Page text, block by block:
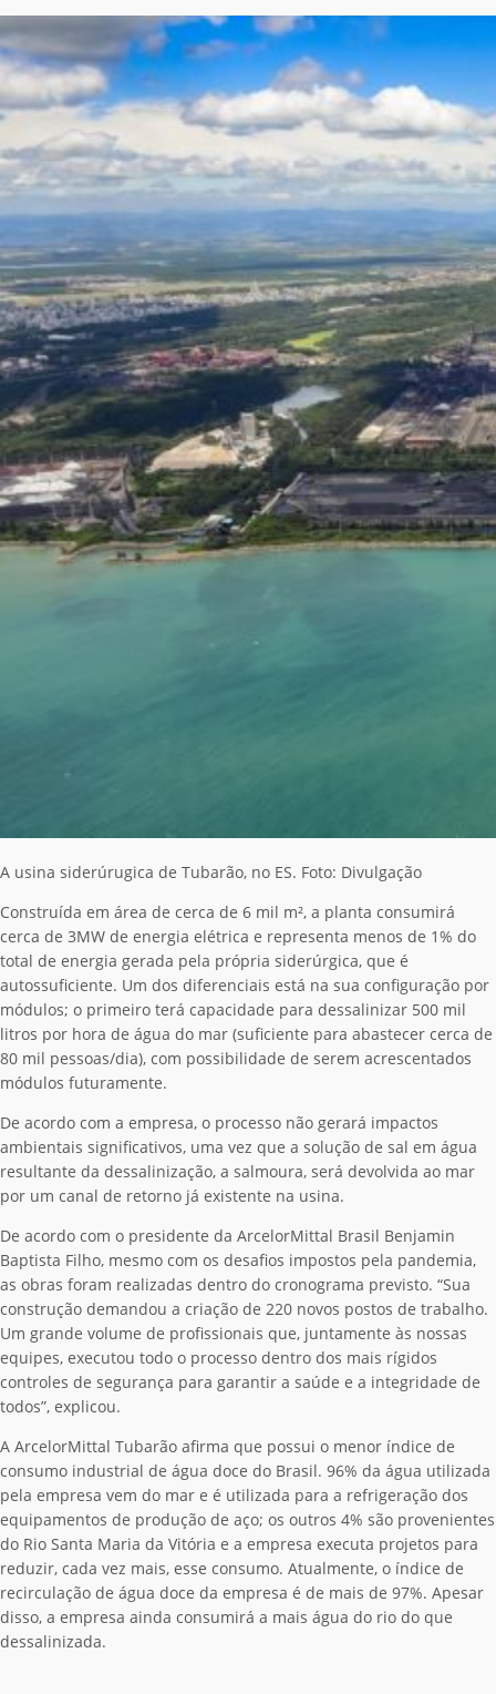
A usina siderúrugica de Tubarão, no ES. Foto: Divulgação
Construída em área de cerca de 6 mil m², a planta consumirá
cerca de 3MW de energia elétrica e representa menos de 1% do
total de energia gerada pela própria siderúrgica, que é
autossuficiente. Um dos diferenciais está na sua configuração por
módulos; o primeiro terá capacidade para dessalinizar 500 mil
litros por hora de água do mar (suficiente para abastecer cerca de
80 mil pessoas/dia), com possibilidade de serem acrescentados
módulos futuramente.
De acordo com a empresa, o processo não gerará impactos
ambientais significativos, uma vez que a solução de sal em água
resultante da dessalinização, a salmoura, será devolvida ao mar
por um canal de retorno já existente na usina.
De acordo com o presidente da ArcelorMittal Brasil Benjamin
Baptista Filho, mesmo com os desafios impostos pela pandemia,
as obras foram realizadas dentro do cronograma previsto. “Sua
construção demandou a criação de 220 novos postos de trabalho.
Um grande volume de profissionais que, juntamente às nossas
equipes, executou todo o processo dentro dos mais rígidos
controles de segurança para garantir a saúde e a integridade de
todos”, explicou.
A ArcelorMittal Tubarão afirma que possui o menor índice de
consumo industrial de água doce do Brasil. 96% da água utilizada
pela empresa vem do mar e é utilizada para a refrigeração dos
equipamentos de produção de aço; os outros 4% são provenientes
do Rio Santa Maria da Vitória e a empresa executa projetos para
reduzir, cada vez mais, esse consumo. Atualmente, o índice de
recirculação de água doce da empresa é de mais de 97%. Apesar
disso, a empresa ainda consumirá a mais água do rio do que
dessalinizada.